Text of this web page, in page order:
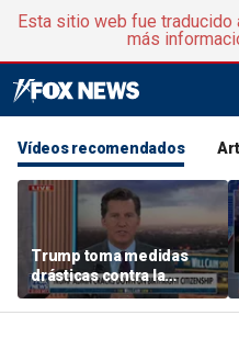
Esta sitio web fue traducido
más
Vídeos recomendados
Trump toma medidas
drásticas contra la
ciudadanía por
nacimiento mediante